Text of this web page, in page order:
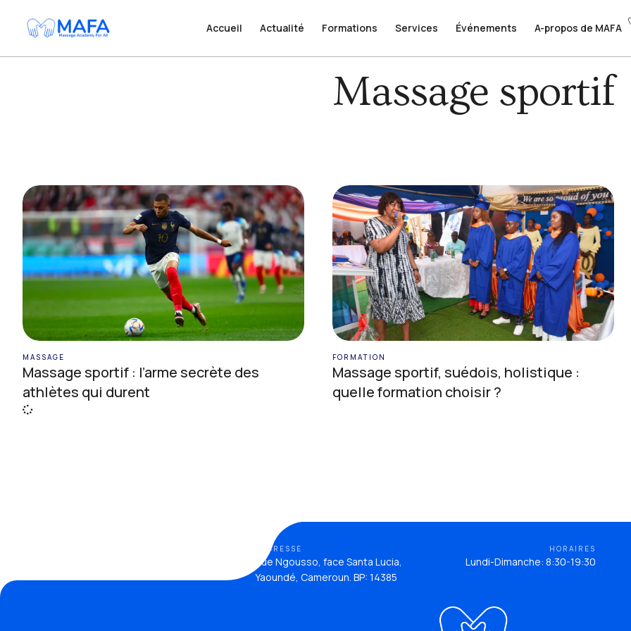
Accueil Actualité Formations Services Événements A-propos de MAFA
Accueil Actualité Formations Services Événements A-propos de MAFA
Massage sportif
MASSAGE
Massage sportif : l’arme secrète des
athlètes qui durent
FORMATION
Massage sportif, suédois, holistique :
quelle formation choisir ?
ADDRESSE
Rue Ngousso, face Santa Lucia,
Yaoundé, Cameroun. BP: 14385
HORAIRES
Lundi-Dimanche: 8:30-19:30